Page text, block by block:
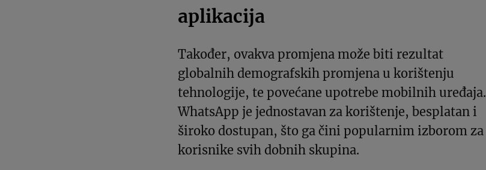
aplikacija
Također, ovakva promjena može biti rezultat
globalnih demografskih promjena u korištenju
tehnologije, te povećane upotrebe mobilnih uređaja.
WhatsApp je jednostavan za korištenje, besplatan i
široko dostupan, što ga čini popularnim izborom za
korisnike svih dobnih skupina.